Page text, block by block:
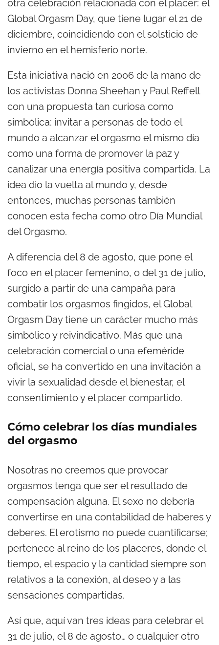
otra celebración relacionada con el placer: el
Global Orgasm Day, que tiene lugar el 21 de
diciembre, coincidiendo con el solsticio de
invierno en el hemisferio norte.
Esta iniciativa nació en 2006 de la mano de
los activistas Donna Sheehan y Paul Reffell
con una propuesta tan curiosa como
simbólica: invitar a personas de todo el
mundo a alcanzar el orgasmo el mismo día
como una forma de promover la paz y
canalizar una energía positiva compartida. La
idea dio la vuelta al mundo y, desde
entonces, muchas personas también
conocen esta fecha como otro Día Mundial
del Orgasmo.
A diferencia del 8 de agosto, que pone el
foco en el placer femenino, o del 31 de julio,
surgido a partir de una campaña para
combatir los orgasmos fingidos, el Global
Orgasm Day tiene un carácter mucho más
simbólico y reivindicativo. Más que una
celebración comercial o una efeméride
oficial, se ha convertido en una invitación a
vivir la sexualidad desde el bienestar, el
consentimiento y el placer compartido.
Cómo celebrar los días mundiales
del orgasmo
Nosotras no creemos que provocar
orgasmos tenga que ser el resultado de
compensación alguna. El sexo no debería
convertirse en una contabilidad de haberes y
deberes. El erotismo no puede cuantificarse;
pertenece al reino de los placeres, donde el
tiempo, el espacio y la cantidad siempre son
relativos a la conexión, al deseo y a las
sensaciones compartidas.
Así que, aquí van tres ideas para celebrar el
31 de julio, el 8 de agosto… o cualquier otro